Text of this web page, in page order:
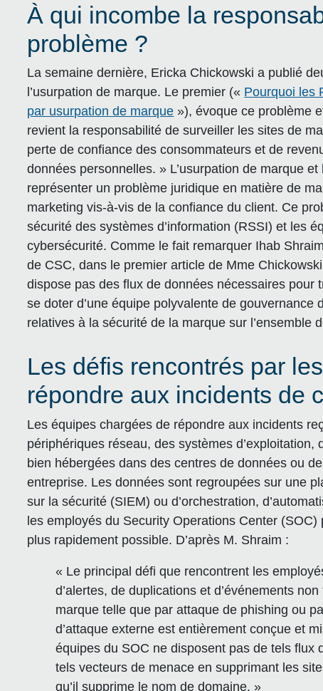
À qui incombe la
problème ?
La semaine dernière, Ericka Chickowski a publié
l’usurpation de marque. Le premier (« Pourquoi les
par usurpation de marque »), évoque ce problème
revient la responsabilité de surveiller les sites de
perte de confiance des consommateurs et de
données personnelles. » L’usurpation de marque
représenter un problème juridique en matière de
marketing vis-à-vis de la confiance du client. Ce
sécurité des systèmes d’information (RSSI) et les
cybersécurité. Comme le fait remarquer Ihab
de CSC, dans le premier article de Mme
dispose pas des flux de données nécessaires
se doter d’une équipe polyvalente de
relatives à la sécurité de la marque sur l’ensemble
Les défis rencontrés par
répondre aux incidents de
Les équipes chargées de répondre aux incidents
périphériques réseau, des systèmes
bien hébergées dans des centres de données ou
entreprise. Les données sont regroupées sur une
sur la sécurité (SIEM) ou d’orchestration,
les employés du Security Operations Center
plus rapidement possible. D’après M. Shraim :
« Le principal défi que rencontrent les
d’alertes, de duplications et d’événements
marque telle que par attaque de phishing ou
d’attaque externe est entièrement conçue et
équipes du SOC ne disposent pas de tels
tels vecteurs de menace en supprimant les
qu’il supprime le nom de domaine. »